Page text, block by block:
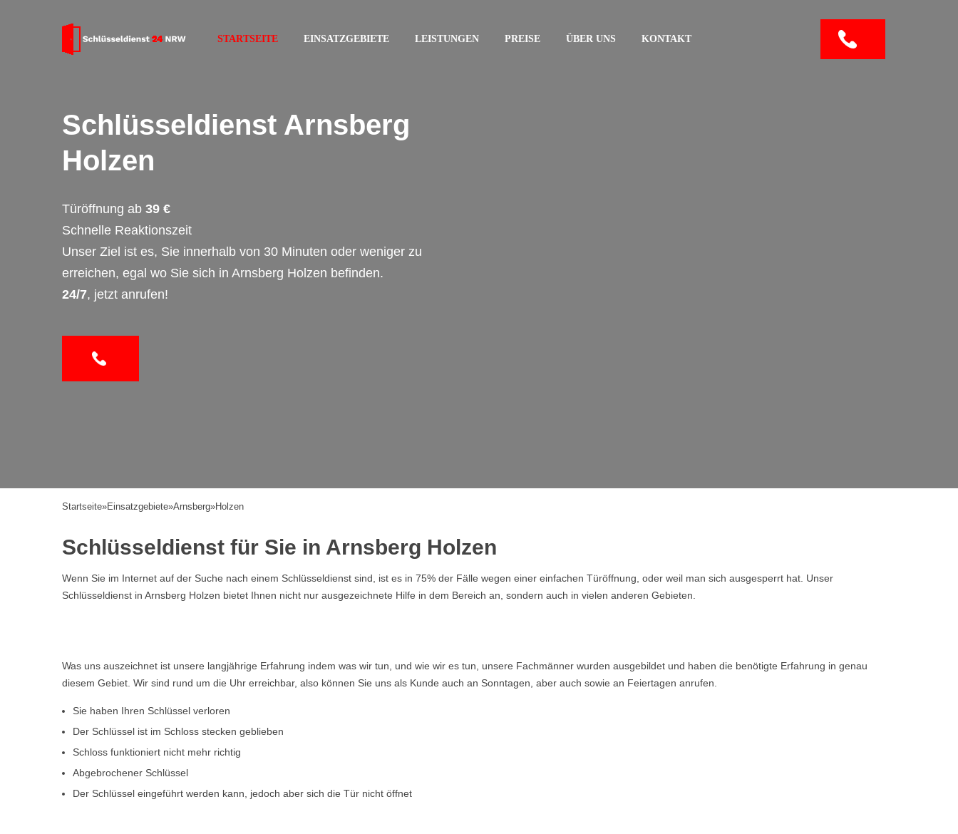
STARTSEITE EINSATZGEBIETE LEISTUNGEN PREISE ÜBER UNS KONTAKT
Schlüsseldienst Arnsberg
Holzen
Türöffnung ab 39 €
Schnelle Reaktionszeit
Unser Ziel ist es, Sie innerhalb von 30 Minuten oder weniger zu
erreichen, egal wo Sie sich in Arnsberg Holzen befinden.
24/7, jetzt anrufen!
Startseite»Einsatzgebiete»Arnsberg»Holzen
Schlüsseldienst für Sie in Arnsberg Holzen
Wenn Sie im Internet auf der Suche nach einem Schlüsseldienst sind, ist es in 75% der Fälle wegen einer einfachen Türöffnung, oder weil man sich ausgesperrt hat. Unser
Schlüsseldienst in Arnsberg Holzen bietet Ihnen nicht nur ausgezeichnete Hilfe in dem Bereich an, sondern auch in vielen anderen Gebieten.
Was uns auszeichnet ist unsere langjährige Erfahrung indem was wir tun, und wie wir es tun, unsere Fachmänner wurden ausgebildet und haben die benötigte Erfahrung in genau
diesem Gebiet. Wir sind rund um die Uhr erreichbar, also können Sie uns als Kunde auch an Sonntagen, aber auch sowie an Feiertagen anrufen.
Sie haben Ihren Schlüssel verloren
Der Schlüssel ist im Schloss stecken geblieben
Schloss funktioniert nicht mehr richtig
Abgebrochener Schlüssel
Der Schlüssel eingeführt werden kann, jedoch aber sich die Tür nicht öffnet